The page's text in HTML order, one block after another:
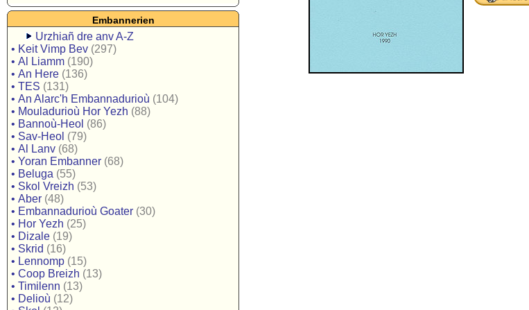
Embannerien
Urzhiañ dre anv A-Z
• Keit Vimp Bev (297)
• Al Liamm (190)
• An Here (136)
• TES (131)
• An Alarc'h Embannadurioù (104)
• Mouladurioù Hor Yezh (88)
• Bannoù-Heol (86)
• Sav-Heol (79)
• Al Lanv (68)
• Yoran Embanner (68)
• Beluga (55)
• Skol Vreizh (53)
• Aber (48)
• Embannadurioù Goater (30)
• Hor Yezh (25)
• Dizale (19)
• Skrid (16)
• Lennomp (15)
• Coop Breizh (13)
• Timilenn (13)
• Delioù (12)